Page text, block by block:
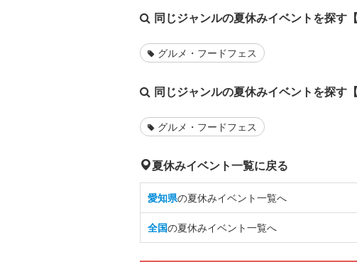
同じジャンルの夏休みイベントを探す【
グルメ・フードフェス
同じジャンルの夏休みイベントを探す【
グルメ・フードフェス
夏休みイベント一覧に戻る
愛知県の夏休みイベント一覧へ
全国の夏休みイベント一覧へ